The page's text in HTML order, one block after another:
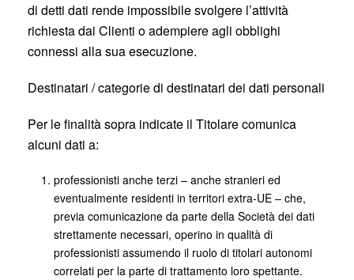
di detti dati rende impossibile svolgere l’attività
richiesta dai Clienti o adempiere agli obblighi
connessi alla sua esecuzione.
Destinatari / categorie di destinatari dei dati personali
Per le finalità sopra indicate il Titolare comunica
alcuni dati a:
professionisti anche terzi – anche stranieri ed
eventualmente residenti in territori extra-UE – che,
previa comunicazione da parte della Società dei dati
strettamente necessari, operino in qualità di
professionisti assumendo il ruolo di titolari autonomi
correlati per la parte di trattamento loro spettante.